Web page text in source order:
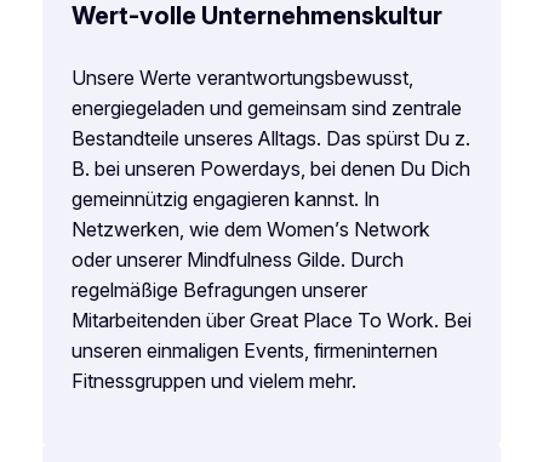
Wert-volle Unternehmenskultur
Unsere Werte verantwortungsbewusst,
energiegeladen und gemeinsam sind zentrale
Bestandteile unseres Alltags. Das spürst Du z.
B. bei unseren Powerdays, bei denen Du Dich
gemeinnützig engagieren kannst. In
Netzwerken, wie dem Women’s Network
oder unserer Mindfulness Gilde. Durch
regelmäßige Befragungen unserer
Mitarbeitenden über Great Place To Work. Bei
unseren einmaligen Events, firmeninternen
Fitnessgruppen und vielem mehr.